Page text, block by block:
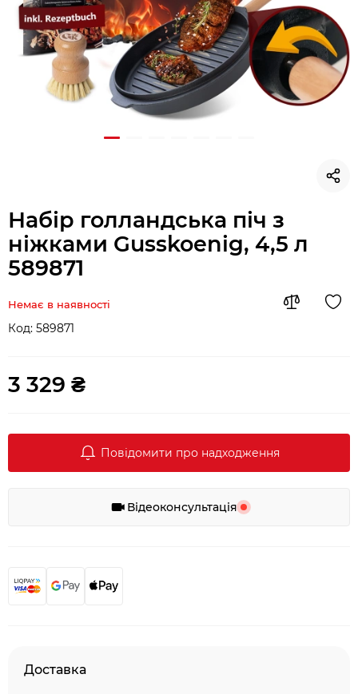
Набір голландська піч з
ніжками Gusskoenig, 4,5 л
589871
Немає в наявності
Код: 589871
3 329 ₴
Повідомити про надходження
Відеоконсультація
Доставка